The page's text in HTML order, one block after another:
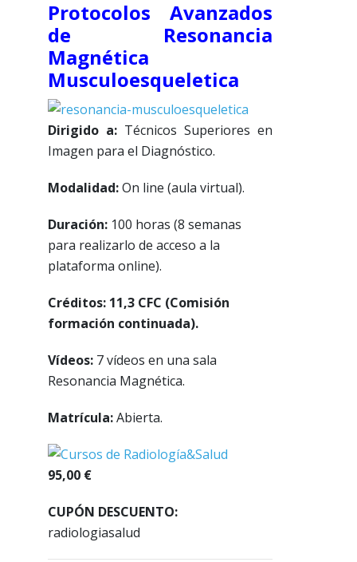
Protocolos Avanzados
de Resonancia
Magnética
Musculoesqueletica
Dirigido a: Técnicos Superiores en
Imagen para el Diagnóstico.
Modalidad:On line (aula virtual).
Duración: 100 horas (8 semanas
para realizarlo de acceso a la
plataforma online).
Créditos: 11,3 CFC (Comisión
formación continuada).
Vídeos: 7 vídeos en una sala
Resonancia Magnética.
Matrícula:Abierta.
95,00 €
CUPÓN DESCUENTO:
radiologiasalud